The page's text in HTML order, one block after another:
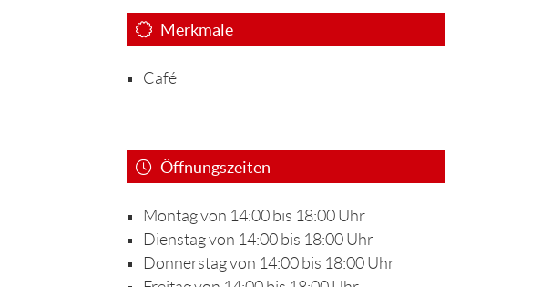
Merkmale
Café
Öffnungszeiten
Montag von 14:00 bis 18:00 Uhr
Dienstag von 14:00 bis 18:00 Uhr
Donnerstag von 14:00 bis 18:00 Uhr